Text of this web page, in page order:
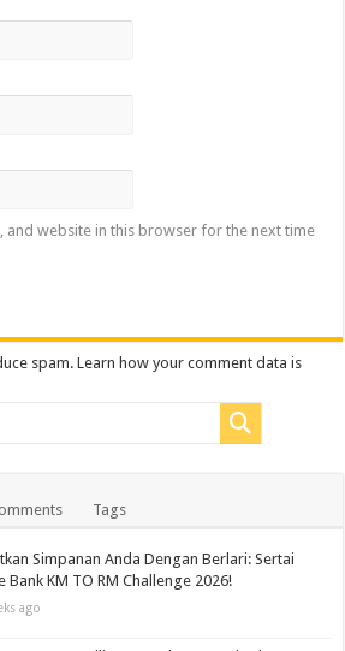
and website in this browser for the next time
spam.Learn how your comment data is
Tags
Simpanan Anda Dengan Berlari: Sertai
Bank KM TO RM Challenge 2026!
ago